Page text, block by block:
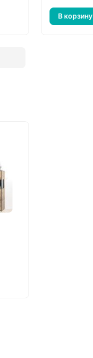
В корзину